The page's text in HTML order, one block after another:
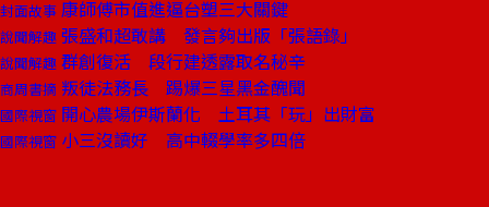
封面故事 康師傅市值進逼台塑三大關鍵
說聞解趣 張盛和超敢講 發言夠出版「張語錄」
說聞解趣 群創復活 段行建透露取名秘辛
商周書摘 叛徒法務長 踢爆三星黑金醜聞
國際視窗 開心農場伊斯蘭化 土耳其「玩」出財富
國際視窗 小三沒讀好 高中輟學率多四倍